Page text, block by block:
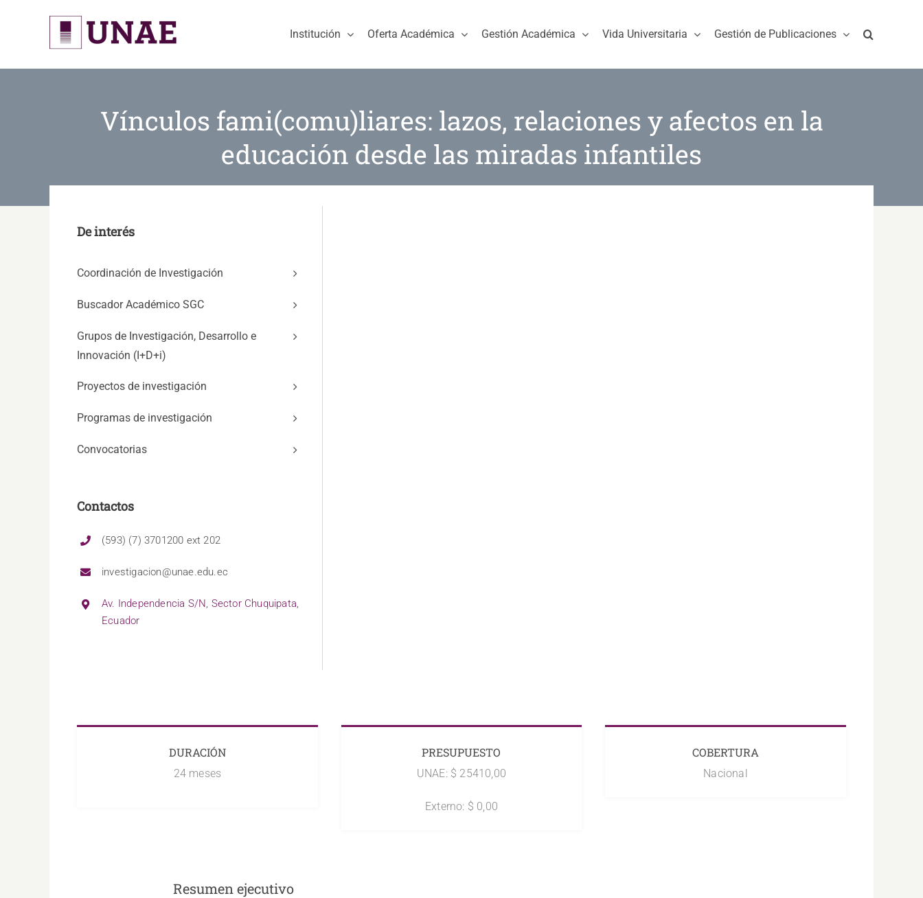
Institución Oferta Académica Gestión Académica Vida Universitaria Gestión de Publicaciones
Vínculos fami(comu)liares: lazos, relaciones y afectos en la
educación desde las miradas infantiles
De interés
Coordinación de Investigación
Buscador Académico SGC
Grupos de Investigación, Desarrollo e
Innovación (I+D+i)
Proyectos de investigación
Programas de investigación
Convocatorias
Contactos
(593) (7) 3701200 ext 202
investigacion@unae.edu.ec
Av. Independencia S/N, Sector Chuquipata,
Ecuador
DURACIÓN
24 meses
PRESUPUESTO
UNAE: $ 25410,00
Externo: $ 0,00
COBERTURA
Nacional
Resumen ejecutivo